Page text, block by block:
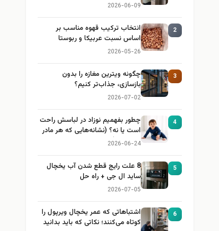
2026-06-09
2
انتخاب ترکیب قهوه مناسب بر
اساس نسبت عربیکا و ربوستا
2026-05-26
3
چگونه ویترین مغازه را بدون
بازسازی، جذاب‌تر کنیم؟
2026-07-02
4
چطور بفهمیم نوزاد در لباسش راحت
است یا نه؟ (نشانه‌هایی که هر مادر
باید بداند)
2026-06-24
5
8 علت رایج قطع شدن آب یخچال
ساید ال جی + راه حل
2026-07-05
6
اشتباهاتی که عمر یخچال ویرپول را
کوتاه می‌کنند؛ نکاتی که باید بدانید